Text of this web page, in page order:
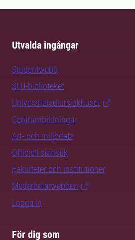
Utvalda ingångar
Studentwebb
SLU-biblioteket
Universitetsdjursjukhuset
Centrumbildningar
Art- och miljödata
Officiell statistik
Fakulteter och institutioner
Medarbetarwebben
Logga in
För dig som